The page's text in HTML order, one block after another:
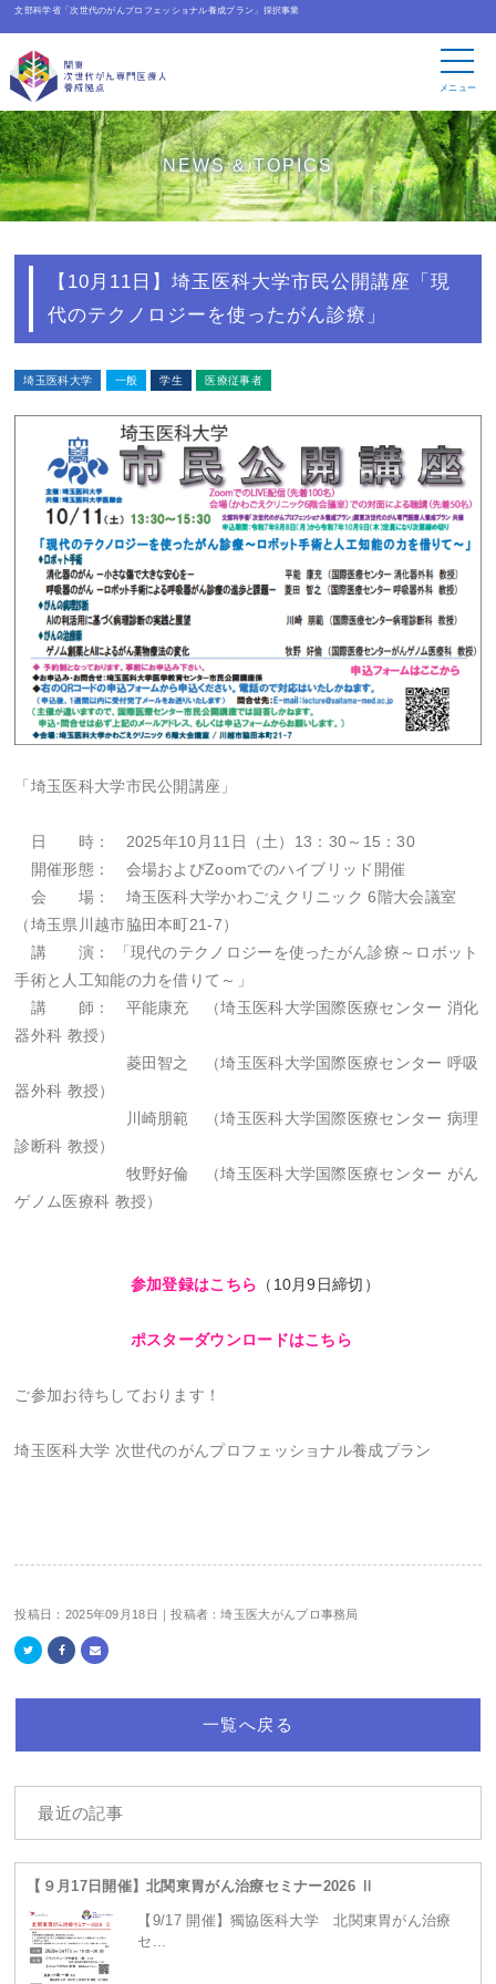
文部科学省「次世代のがんプロフェッショナル養成プラン」採択事業
メニュー
NEWS & TOPICS
【10月11日】埼玉医科大学市民公開講座「現
代のテクノロジーを使ったがん診療」
埼玉医科大学 一般 学生 医療従事者
「埼玉医科大学市民公開講座」
日 時： 2025年10月11日（土）13：30～15：30
開催形態： 会場およびZoomでのハイブリッド開催
会 場： 埼玉医科大学かわごえクリニック 6階大会議室
（埼玉県川越市脇田本町21-7）
講 演： 「現代のテクノロジーを使ったがん診療～ロボット
手術と人工知能の力を借りて～」
講 師： 平能康充 （埼玉医科大学国際医療センター 消化
器外科 教授）
菱田智之 （埼玉医科大学国際医療センター 呼吸
器外科 教授）
川崎朋範 （埼玉医科大学国際医療センター 病理
診断科 教授）
牧野好倫 （埼玉医科大学国際医療センター がん
ゲノム医療科 教授）
参加登録はこちら （10月9日締切）
ポスターダウンロードはこちら
ご参加お待ちしております！
埼玉医科大学 次世代のがんプロフェッショナル養成プラン
投稿日：2025年09月18日｜投稿者：埼玉医大がんプロ事務局
一覧へ戻る
最近の記事
【９月17日開催】北関東胃がん治療セミナー2026 Ⅱ
【9/17 開催】獨協医科大学 北関東胃がん治療
セ...